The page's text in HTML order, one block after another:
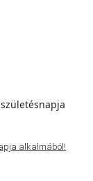
alkalmából!